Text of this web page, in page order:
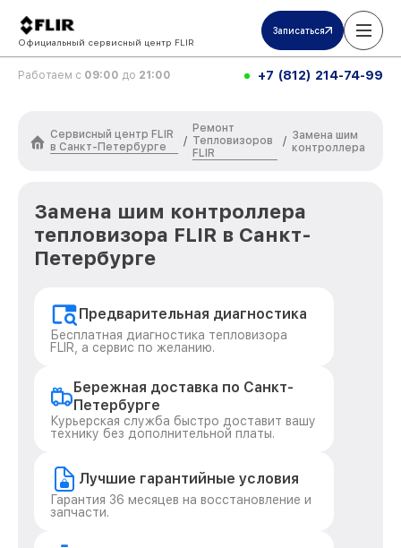
Официальный сервисный центр FLIR
Записаться
Работаем с 09:00 до 21:00 +7 (812) 214-74-99
Сервисный центр FLIR
в Санкт-Петербурге
/
Ремонт
Тепловизоров
FLIR
/ Замена шим
контроллера
Замена шим контроллера
тепловизора FLIR в Санкт-
Петербурге
Предварительная диагностика
Бесплатная диагностика тепловизора
FLIR, а сервис по желанию.
Бережная доставка по Санкт-
Петербурге
Курьерская служба быстро доставит вашу
технику без дополнительной платы.
Лучшие гарантийные условия
Гарантия 36 месяцев на восстановление и
запчасти.